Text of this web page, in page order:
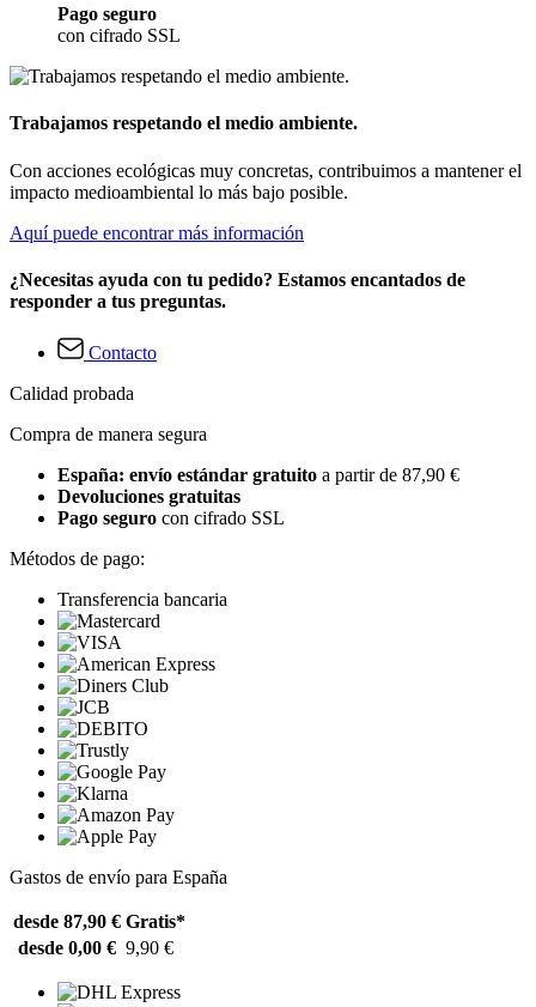
Pago seguro
con cifrado SSL
Trabajamos respetando el medio ambiente.
Con acciones ecológicas muy concretas, contribuimos a mantener el
impacto medioambiental lo más bajo posible.
Aquí puede encontrar más información
¿Necesitas ayuda con tu pedido? Estamos encantados de
responder a tus preguntas.
Contacto
Calidad probada
Compra de manera segura
España: envío estándar gratuito a partir de 87,90 €
Devoluciones gratuitas
Pago seguro con cifrado SSL
Métodos de pago:
Transferencia bancaria
Gastos de envío para España
desde 87,90 € Gratis*
desde 0,00 € 9,90 €